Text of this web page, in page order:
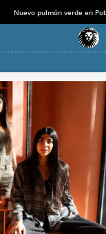
Nuevo pulmón verde en